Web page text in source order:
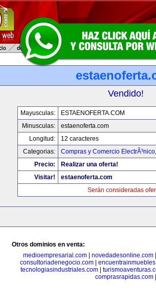
Vendido!
Mayusculas:
ESTAENOFERTA.COM
Minusculas:
estaenoferta.com
Longitud:
12 caracteres
Categorias:
Compras y Comercio ElectrÃ³nico
Precio:
Realizar una oferta!
Visitar!
estaenoferta.com
Serán consideradas
Otros dominios en venta:
medioempresarial.com| novedadesonline.com
consultoriadenegocio.com|
tecnologiasindustriales.com|
comprasrapidas.com